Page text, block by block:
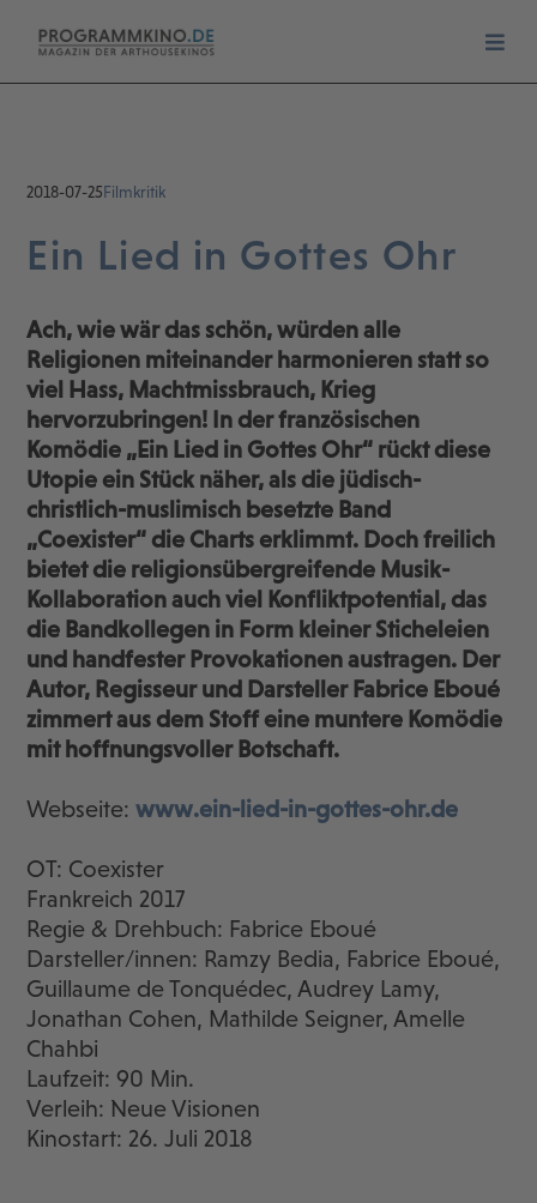
2018-07-25Filmkritik
Ein Lied in Gottes Ohr
Ach, wie wär das schön, würden alle
Religionen miteinander harmonieren statt so
viel Hass, Machtmissbrauch, Krieg
hervorzubringen! In der französischen
Komödie „Ein Lied in Gottes Ohr“ rückt diese
Utopie ein Stück näher, als die jüdisch-
christlich-muslimisch besetzte Band
„Coexister“ die Charts erklimmt. Doch freilich
bietet die religionsübergreifende Musik-
Kollaboration auch viel Konfliktpotential, das
die Bandkollegen in Form kleiner Sticheleien
und handfester Provokationen austragen. Der
Autor, Regisseur und Darsteller Fabrice Eboué
zimmert aus dem Stoff eine muntere Komödie
mit hoffnungsvoller Botschaft.
Webseite:www.ein-lied-in-gottes-ohr.de
OT: Coexister
Frankreich 2017
Regie & Drehbuch: Fabrice Eboué
Darsteller/innen: Ramzy Bedia, Fabrice Eboué,
Guillaume de Tonquédec, Audrey Lamy,
Jonathan Cohen, Mathilde Seigner, Amelle
Chahbi
Laufzeit: 90 Min.
Verleih: Neue Visionen
Kinostart: 26. Juli 2018